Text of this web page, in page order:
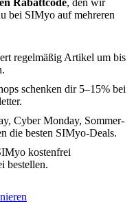
bei SIMyo auf mehreren
regelmäßig Artikel um bis
schenken dir 5–15% bei
Cyber Monday, Sommer-
die besten SIMyo-Deals.
kostenfrei
bestellen.